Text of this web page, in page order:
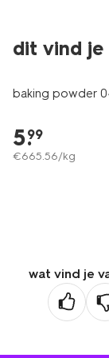
dit vind je
vegan
baking powder
5.
99
€665.56/kg
wat vind je